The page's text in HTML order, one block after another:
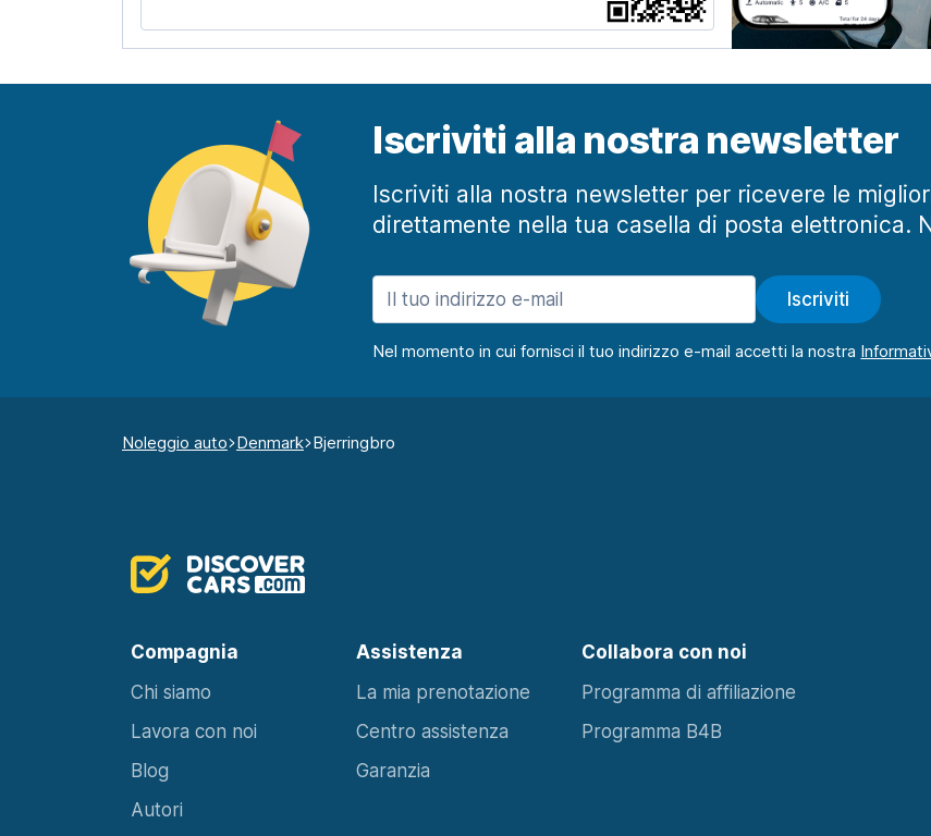
Iscriviti alla nostra newsletter
Iscriviti alla nostra newsletter per ricevere le
direttamente nella tua casella di posta elettronica.
Iscriviti
Nel momento in cui fornisci il tuo indirizzo e-mail accetti la nostra
Noleggio auto Denmark Bjerringbro
Compagnia Assistenza Collabora con noi